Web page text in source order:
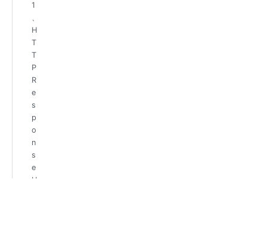
1
、
H
T
T
P
R
e
s
p
o
n
s
e
H